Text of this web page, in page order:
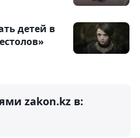
детей в
zakon.kz в: